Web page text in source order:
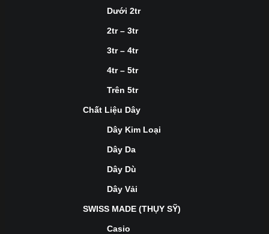
Dưới 2tr
2tr – 3tr
3tr – 4tr
4tr – 5tr
Trên 5tr
Chất Liệu Dây
Dây Kim Loại
Dây Da
Dây Dù
Dây Vải
SWISS MADE (THỤY SỸ)
Casio